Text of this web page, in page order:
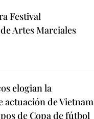
Festival
Artes Marciales
elogian la
actuación de Vietnam
de Copa de fútbol